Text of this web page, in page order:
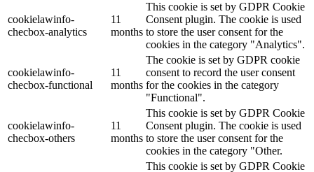
cookielawinfo-
checbox-analytics
11
months
This cookie is set by GDPR Cookie
Consent plugin. The cookie is used
to store the user consent for the
cookies in the category "Analytics".
cookielawinfo-
checbox-functional
11
months
The cookie is set by GDPR cookie
consent to record the user consent
for the cookies in the category
"Functional".
cookielawinfo-
checbox-others
11
months
This cookie is set by GDPR Cookie
Consent plugin. The cookie is used
to store the user consent for the
cookies in the category "Other.
This cookie is set by GDPR Cookie